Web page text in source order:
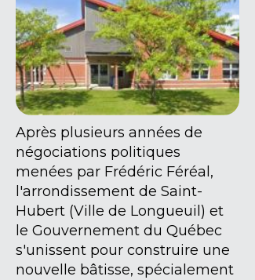
Après plusieurs années de
négociations politiques
menées par Frédéric Féréal,
l'arrondissement de Saint-
Hubert (Ville de Longueuil) et
le Gouvernement du Québec
s'unissent pour construire une
nouvelle bâtisse, spécialement